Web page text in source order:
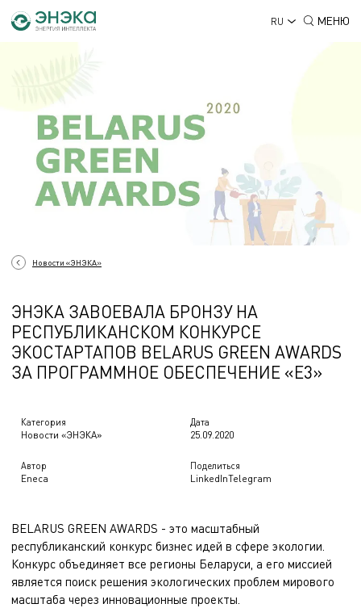
RU МЕНЮ
Новости «ЭНЭКА»
ЭНЭКА ЗАВОЕВАЛА БРОНЗУ НА
РЕСПУБЛИКАНСКОМ КОНКУРСЕ
ЭКОСТАРТАПОВ BELARUS GREEN AWARDS
ЗА ПРОГРАММНОЕ ОБЕСПЕЧЕНИЕ «Е3»
Категория
Новости «ЭНЭКА»
Дата
25.09.2020
Автор
Eneca
Поделиться
LinkedInTelegram
BELARUS GREEN AWARDS - это масштабный
республиканский конкурс бизнес идей в сфере экологии.
Конкурс объединяет все регионы Беларуси, а его миссией
является поиск решения экологических проблем мирового
масштаба через инновационные проекты.